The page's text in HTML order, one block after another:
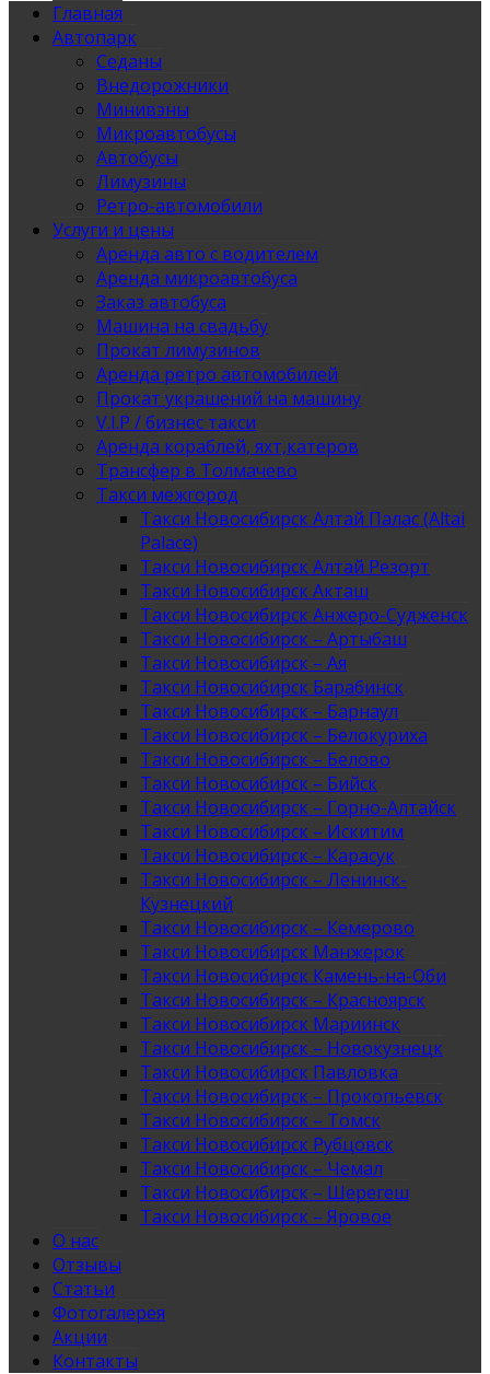
Главная
Автопарк
Седаны
Внедорожники
Минивэны
Микроавтобусы
Автобусы
Лимузины
Ретро-автомобили
Услуги и цены
Аренда авто с водителем
Аренда микроавтобуса
Заказ автобуса
Машина на свадьбу
Прокат лимузинов
Аренда ретро автомобилей
Прокат украшений на машину
V.I.P / бизнес такси
Аренда кораблей, яхт,катеров
Трансфер в Толмачево
Такси межгород
Такси Новосибирск Алтай Палас (Altai
Palace)
Такси Новосибирск Алтай Резорт
Такси Новосибирск Акташ
Такси Новосибирск Анжеро-Судженск
Такси Новосибирск – Артыбаш
Такси Новосибирск – Ая
Такси Новосибирск Барабинск
Такси Новосибирск – Барнаул
Такси Новосибирск – Белокуриха
Такси Новосибирск – Белово
Такси Новосибирск – Бийск
Такси Новосибирск – Горно-Алтайск
Такси Новосибирск – Искитим
Такси Новосибирск – Карасук
Такси Новосибирск – Ленинск-
Кузнецкий
Такси Новосибирск – Кемерово
Такси Новосибирск Манжерок
Такси Новосибирск Камень-на-Оби
Такси Новосибирск – Красноярск
Такси Новосибирск Мариинск
Такси Новосибирск – Новокузнецк
Такси Новосибирск Павловка
Такси Новосибирск – Прокопьевск
Такси Новосибирск – Томск
Такси Новосибирск Рубцовск
Такси Новосибирск – Чемал
Такси Новосибирск – Шерегеш
Такси Новосибирск – Яровое
О нас
Отзывы
Статьи
Фотогалерея
Акции
Контакты